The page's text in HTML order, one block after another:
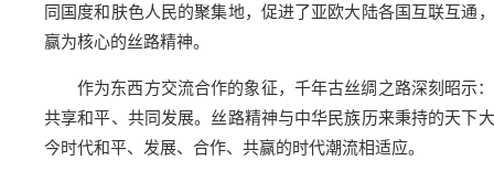
同国度和肤色人民的聚集地，促进了亚欧大陆各国互联互通
赢为核心的丝路精神。
作为东西方交流合作的象征，千年古丝绸之路深刻昭示
共享和平、共同发展。丝路精神与中华民族历来秉持的天下
今时代和平、发展、合作、共赢的时代潮流相适应。